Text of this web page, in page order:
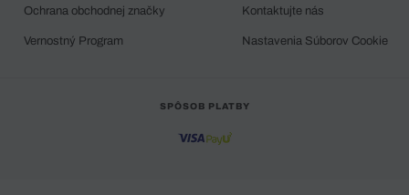
Ochrana obchodnej značky
Vernostný Program
Kontaktujte nás
Nastavenia Súborov Cookie
SPÔSOB PLATBY